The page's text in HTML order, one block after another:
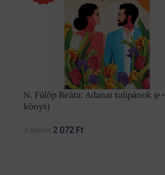
N. Fülöp Beáta: Adanai tulipánok (e-
könyv)
2 072 Ft